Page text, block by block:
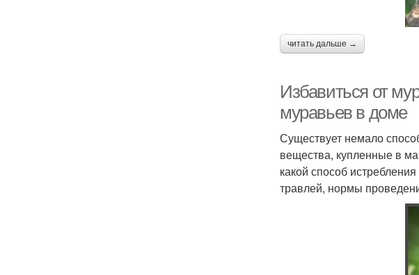
читать дальше →
Избавиться от
муравьев в доме
Существует немало
вещества, купленные в
какой способ
травлей, нормы